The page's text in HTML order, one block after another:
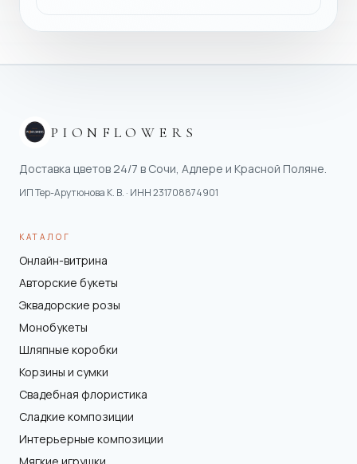
PIONFLOWERS
Доставка цветов 24/7 в Сочи, Адлере и Красной Поляне.
ИП Тер-Арутюнова К. В. · ИНН231708874901
КАТАЛОГ
Онлайн-витрина
Авторские букеты
Эквадорские розы
Монобукеты
Шляпные коробки
Корзины и сумки
Свадебная флористика
Сладкие композиции
Интерьерные композиции